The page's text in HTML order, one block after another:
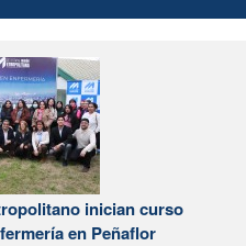
inician curso
en Peñaflor